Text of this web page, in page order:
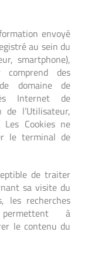
envoyé
au sein du
smartphone),
des
domaine de
Internet de
de l’Utilisateur,
Cookies ne
le terminal de
de traiter
sa visite du
les recherches
à
le contenu du